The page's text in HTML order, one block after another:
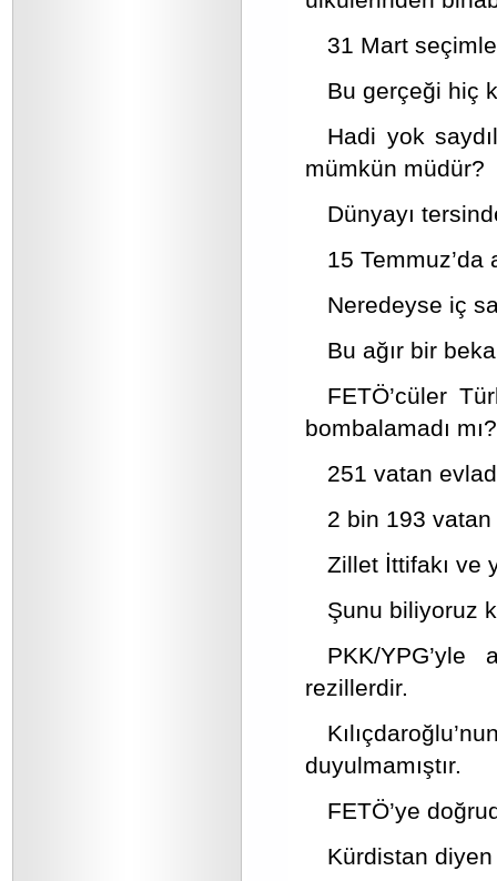
31 Mart
Bu gerçeği hiç
Hadi yok
mümkün müdür?
Dünyayı
15
Neredeyse iç
Bu ağır bir
FETÖ’cüler
bombalamadı mı?
251 vatan
2 bin 193 vatan
Zillet İttifakı ve
Şunu biliyoruz
PKK/
rezillerdir.
duyulmamıştır.
FETÖ’ye
Kürdistan